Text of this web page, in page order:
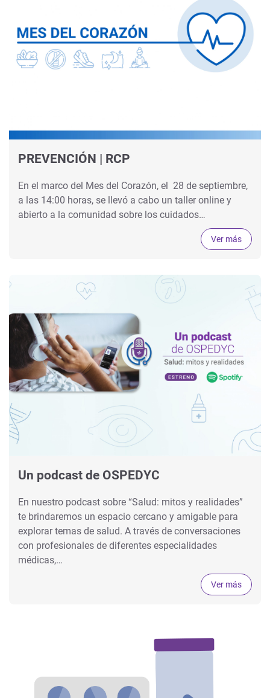
PREVENCIÓN | RCP
En el marco del Mes del Corazón, el 28 de septiembre,
a las 14:00 horas, se llevó a cabo un taller online y
abierto a la comunidad sobre los cuidados…
Ver más
Un podcast de OSPEDYC
En nuestro podcast sobre “Salud: mitos y realidades”
te brindaremos un espacio cercano y amigable para
explorar temas de salud. A través de conversaciones
con profesionales de diferentes especialidades
médicas,…
Ver más